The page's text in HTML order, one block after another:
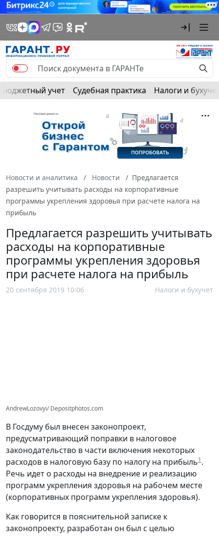
Бюджетный учет Судебная практика Налоги и
Новости и аналитика Новости
Предлагается
разрешить учитывать расходы на корпоративные
программы укрепления здоровья при расчете налога на
прибыль
Предлагается разрешить учитывать
расходы на корпоративные
программы укрепления здоровья
при расчете налога на прибыль
20 сентября 2019 10:06 Налоги и бухучет
AndrewLozovyi/ Depositphotos.com
В Госдуму был внесен законопроект,
предусматривающий поправки в налоговое
законодательство в части включения некоторых
расходов в налоговую базу по налогу на прибыль1.
Речь идет о расходы на внедрение и реализацию
программ укрепления здоровья на рабочем месте
(корпоративных программ укрепления здоровья).
Как говорится в пояснительной записке к
законопроекту, разработан он был с целью